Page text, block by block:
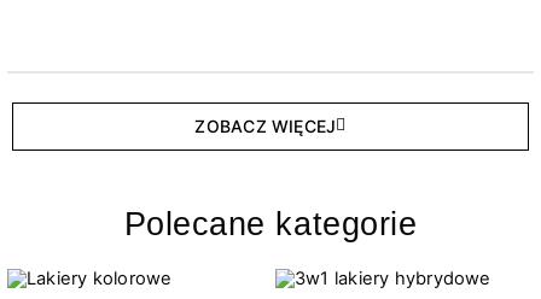
ZOBACZ WIĘCEJ
Polecane kategorie